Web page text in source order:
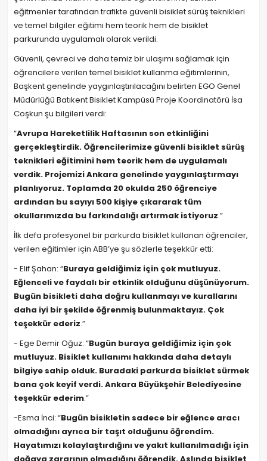
eğitmenler tarafından trafikte güvenli bisiklet sürüş teknikleri
ve temel bilgiler eğitimi hem teorik hem de bisiklet
parkurunda uygulamalı olarak verildi.
Güvenli, çevreci ve daha temiz bir ulaşımı sağlamak için
öğrencilere verilen temel bisiklet kullanma eğitimlerinin,
Başkent genelinde yaygınlaştırılacağını belirten EGO Genel
Müdürlüğü Batıkent Bisiklet Kampüsü Proje Koordinatörü İsa
Coşkun şu bilgileri verdi:
“Avrupa Hareketlilik Haftasının son etkinliğini
gerçekleştirdik. Öğrencilerimize güvenli bisiklet sürüş
teknikleri eğitimini hem teorik hem de uygulamalı
verdik. Projemizi Ankara genelinde yaygınlaştırmayı
planlıyoruz. Toplamda 20 okulda 250 öğrenciye
ardından bu sayıyı 500 kişiye çıkararak tüm
okullarımızda bu farkındalığı artırmak istiyoruz.”
İlk defa profesyonel bir parkurda bisiklet kullanan öğrenciler,
verilen eğitimler için ABB’ye şu sözlerle teşekkür etti:
- Elif Şahan: “Buraya geldiğimiz için çok mutluyuz.
Eğlenceli ve faydalı bir etkinlik olduğunu düşünüyorum.
Bugün bisikleti daha doğru kullanmayı ve kurallarını
daha iyi bir şekilde öğrenmiş bulunmaktayız. Çok
teşekkür ederiz.”
- Ege Demir Oğuz: “Bugün buraya geldiğimiz için çok
mutluyuz. Bisiklet kullanımı hakkında daha detaylı
bilgiye sahip olduk. Buradaki parkurda bisiklet sürmek
bana çok keyif verdi. Ankara Büyükşehir Belediyesine
teşekkür ederim.”
-Esma İnci: “Bugün bisikletin sadece bir eğlence aracı
olmadığını ayrıca bir taşıt olduğunu öğrendim.
Hayatımızı kolaylaştırdığını ve yakıt kullanılmadığı için